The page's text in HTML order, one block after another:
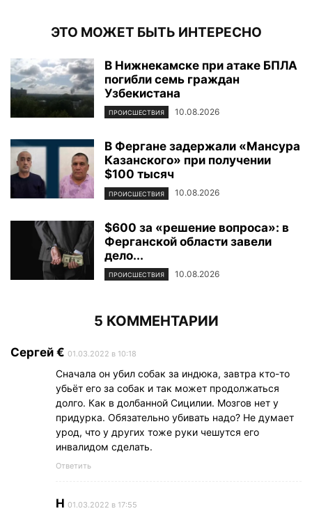
ЭТО МОЖЕТ БЫТЬ ИНТЕРЕСНО
В Нижнекамске при атаке БПЛА
погибли семь граждан
Узбекистана
ПРОИСШЕСТВИЯ 10.08.2026
В Фергане задержали «Мансура
Казанского» при получении
$100 тысяч
ПРОИСШЕСТВИЯ 10.08.2026
$600 за «решение вопроса»: в
Ферганской области завели
дело...
ПРОИСШЕСТВИЯ 10.08.2026
5 КОММЕНТАРИИ
Сергей € 01.03.2022 в 10:18
Сначала он убил собак за индюка, завтра кто-то
убьёт его за собак и так может продолжаться
долго. Как в долбанной Сицилии. Мозгов нет у
придурка. Обязательно убивать надо? Не думает
урод, что у других тоже руки чешутся его
инвалидом сделать.
Ответить
Н 01.03.2022 в 17:55